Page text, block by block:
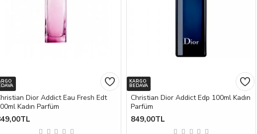
Dior Addict Eau Fresh Edt
Kadın Parfüm
KARGO
BEDAVA
Christian Dior Addict Edp 100ml Kadın
Parfüm
849,00TL